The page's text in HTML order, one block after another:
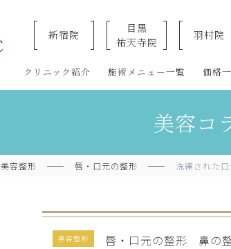
美容クリニックなら美容整形・美容外科
新宿院
目黒
祐天寺院
羽村院
クリニック紹介 施術メニュー一覧 価格
美容コ
美容整形 唇・口元の整形 洗練された
美容整形 唇・口元の整形 鼻の